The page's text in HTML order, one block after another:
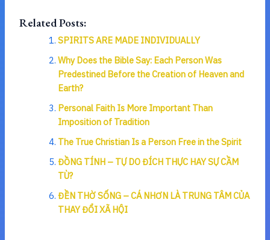
Related Posts:
SPIRITS ARE MADE INDIVIDUALLY
Why Does the Bible Say: Each Person Was
Predestined Before the Creation of Heaven and
Earth?
Personal Faith Is More Important Than
Imposition of Tradition
The True Christian Is a Person Free in the Spirit
ĐỒNG TÍNH – TỰ DO ĐÍCH THỰC HAY SỰ CẦM
TÙ?
ĐỀN THỜ SỐNG – CÁ NHƠN LÀ TRUNG TÂM CỦA
THAY ĐỔI XÃ HỘI